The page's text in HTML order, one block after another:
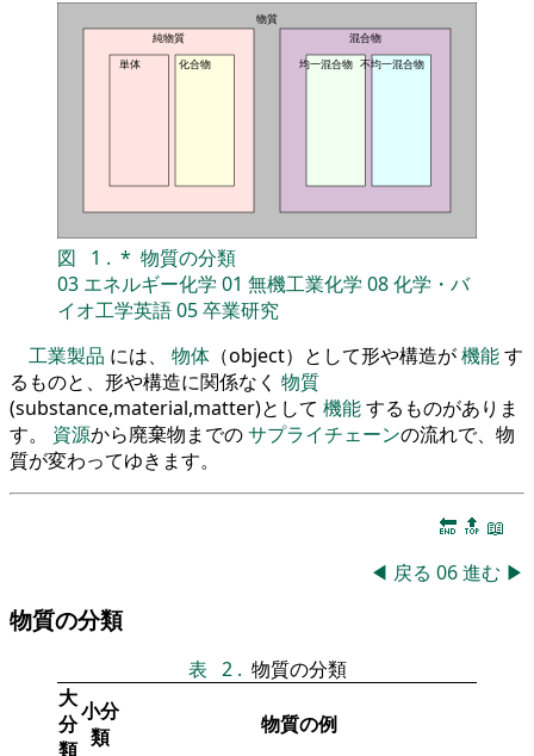
物質
純物質
単体
化合物
混合物
均一混合物 不均一混合物
図 1 . * 物質の分類
03 エネルギー化学 01 無機工業化学 08化学・バ
イオ工学英語05卒業研究
工業製品 には、 物体 （object）として形や構造が機能す
るものと、形や構造に関係なく 物質
(substance,material,matter)として 機能するものがありま
す。 資源から廃棄物までのサプライチェーンの流れで、物
質が変わってゆきます。
🔚 🔝 📖
◀ 戻る 06進む ▶
物質の分類
表 2 . 物質の分類
大
分
類
小分
類
物質の例